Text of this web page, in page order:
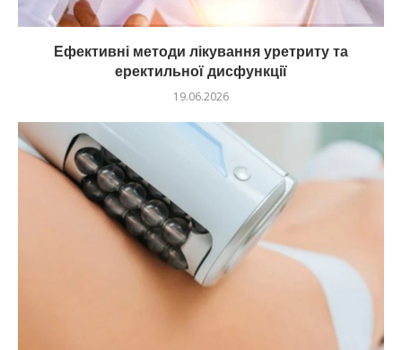
Ефективні методи лікування уретриту та
еректильної дисфункції
19.06.2026